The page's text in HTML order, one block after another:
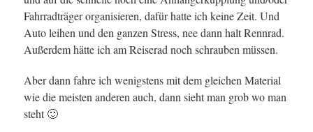
Fahrradträger organisieren, dafür hatte ich keine Zeit. Und
Auto leihen und den ganzen Stress, nee dann halt Rennrad.
Außerdem hätte ich am Reiserad noch schrauben müssen.
Aber dann fahre ich wenigstens mit dem gleichen Material
wie die meisten anderen auch, dann sieht man grob wo man
steht 🙂